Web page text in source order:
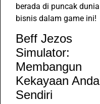
berada di puncak dunia
bisnis dalam game ini!
Beff Jezos
Simulator:
Membangun
Kekayaan Anda
Sendiri